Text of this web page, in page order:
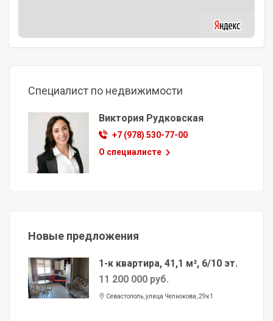
Специалист по недвижимости
Виктория Рудковская
+7 (978) 530-77-00
О специалисте
Новые предложения
1-к квартира, 41,1 м², 6/10 эт.
11 200 000 руб.
Севастополь, улица Челнокова, 29к1